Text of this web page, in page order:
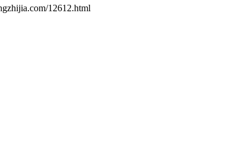
12612.html